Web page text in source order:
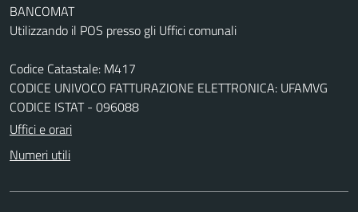
BANCOMAT
Utilizzando il POS presso gli Uffici comunali
Codice Catastale: M417
CODICE UNIVOCO FATTURAZIONE ELETTRONICA: UFAMVG
CODICE ISTAT - 096088
Uffici e orari
Numeri utili